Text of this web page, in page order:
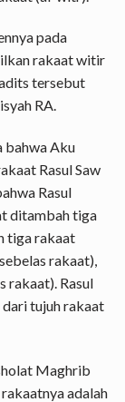
pada
rakaat witir
tersebut
RA.
bahwa Aku
Rasul Saw
Rasul
ditambah tiga
tiga rakaat
rakaat),
rakaat). Rasul
tujuh rakaat
Maghrib
adalah